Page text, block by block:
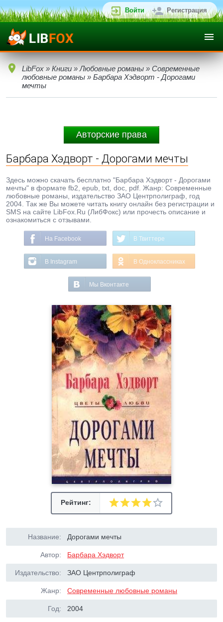
Войти Регистрация
LibFox » Книги » Любовные романы » Современные
любовные романы » Барбара Хэдворт - Дорогами
мечты
Авторские права
Барбара Хэдворт - Дорогами мечты
Здесь можно скачать бесплатно "Барбара Хэдворт - Дорогами
мечты" в формате fb2, epub, txt, doc, pdf. Жанр: Современные
любовные романы, издательство ЗАО Центрполиграф, год
2004. Так же Вы можете читать книгу онлайн без регистрации и
SMS на сайте LibFox.Ru (ЛибФокс) или прочесть описание и
ознакомиться с отзывами.
На Facebook В Твиттере
В Instagram В Одноклассниках
Мы Вконтакте
Рейтинг:
Название: Дорогами мечты
Автор: Барбара Хэдворт
Издательство: ЗАО Центрполиграф
Жанр: Современные любовные романы
Год: 2004